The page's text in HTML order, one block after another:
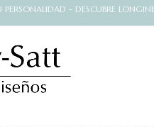
PERSONALIDAD - DESCUBRE